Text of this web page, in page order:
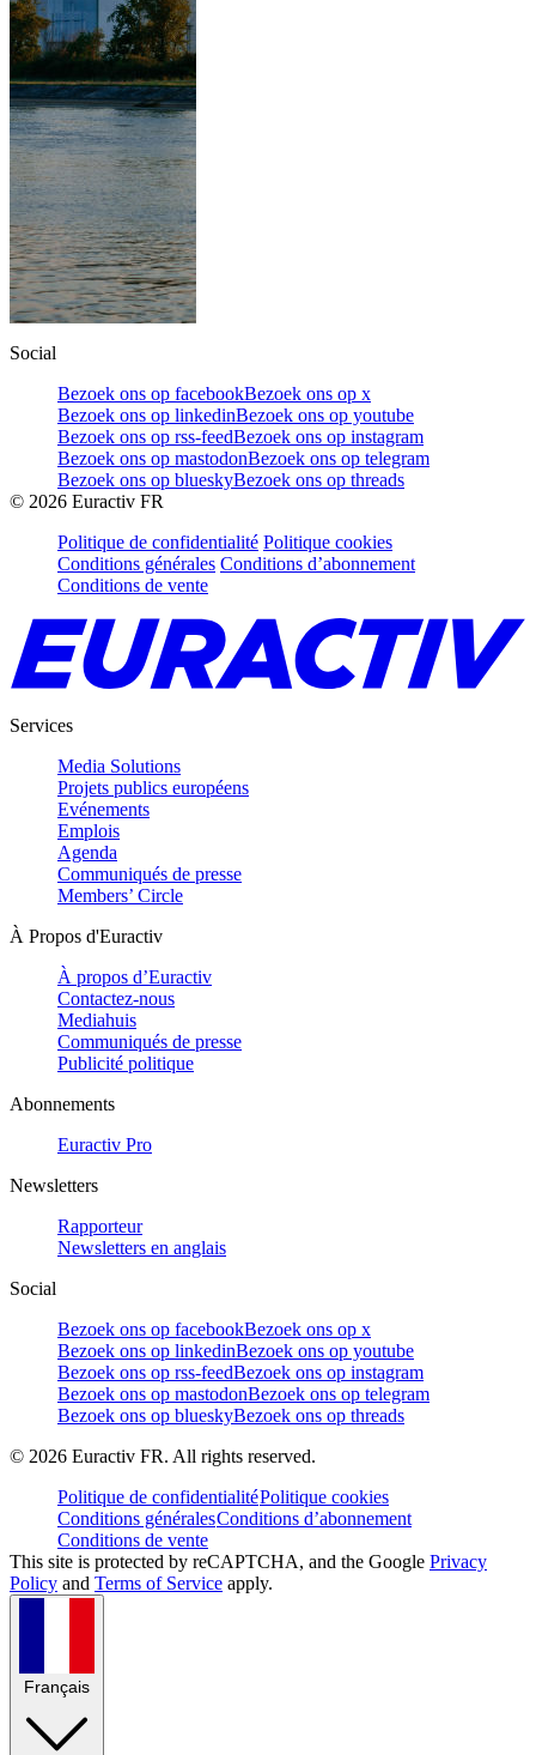
Social
Bezoek ons op facebookBezoek ons op x
Bezoek ons op linkedinBezoek ons op youtube
Bezoek ons op rss-feedBezoek ons op instagram
Bezoek ons op mastodonBezoek ons op telegram
Bezoek ons op blueskyBezoek ons op threads
© 2026 Euractiv FR
Politique de confidentialité Politique cookies
Conditions générales Conditions d’abonnement
Conditions de vente
Services
Media Solutions
Projets publics européens
Evénements
Emplois
Agenda
Communiqués de presse
Members’ Circle
À Propos d'Euractiv
À propos d’Euractiv
Contactez-nous
Mediahuis
Communiqués de presse
Publicité politique
Abonnements
Euractiv Pro
Newsletters
Rapporteur
Newsletters en anglais
Social
Bezoek ons op facebookBezoek ons op x
Bezoek ons op linkedinBezoek ons op youtube
Bezoek ons op rss-feedBezoek ons op instagram
Bezoek ons op mastodonBezoek ons op telegram
Bezoek ons op blueskyBezoek ons op threads
© 2026 Euractiv FR. All rights reserved.
Politique de confidentialitéPolitique cookies
Conditions généralesConditions d’abonnement
Conditions de vente
This site is protected by reCAPTCHA, and the Google Privacy
Policy and Terms of Service apply.
Français